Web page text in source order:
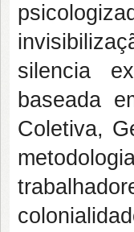
silencia
baseada
Coletiva,